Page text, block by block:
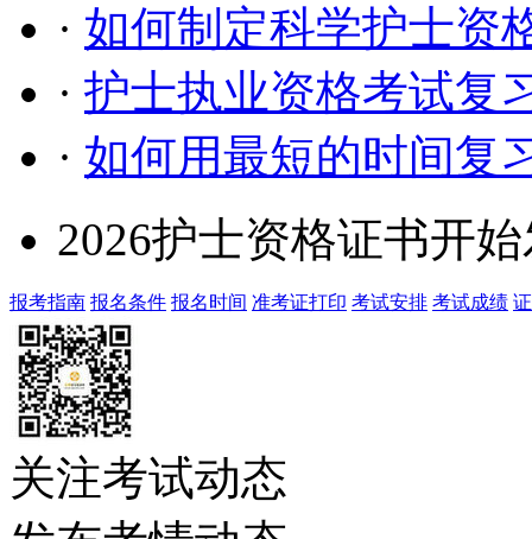
· 如何制定科学护士资
· 护士执业资格考试复
· 如何用最短的时间复
2026护士资格证书开
报考指南 报名条件 报名时间 准考证打印 考试安排 考试成绩
关注考试动态